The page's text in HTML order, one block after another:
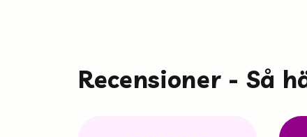
Recensioner - Så